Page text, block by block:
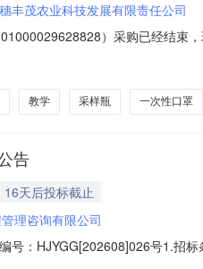
丰茂农业科技发展有限责任公司
）采购已经结束
哈萨克自治州伊宁县报价起止时
教学 采样瓶 一次性口罩
告
16天后投标截止
理咨询有限公司
：HJYGG[202608]026号1.招